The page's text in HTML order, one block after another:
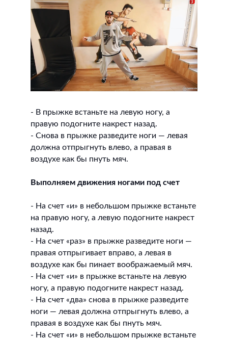
- В прыжке встаньте на левую ногу, а
правую подогните накрест назад.
- Снова в прыжке разведите ноги — левая
должна отпрыгнуть влево, а правая в
воздухе как бы пнуть мяч.
Выполняем движения ногами под счет
- На счет «и» в небольшом прыжке встаньте
на правую ногу, а левую подогните накрест
назад.
- На счет «раз» в прыжке разведите ноги —
правая отпрыгивает вправо, а левая в
воздухе как бы пинает воображаемый мяч.
- На счет «и» в прыжке встаньте на левую
ногу, а правую подогните накрест назад.
- На счет «два» снова в прыжке разведите
ноги — левая должна отпрыгнуть влево, а
правая в воздухе как бы пнуть мяч.
- На счет «и» в небольшом прыжке встаньте